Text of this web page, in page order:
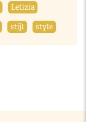
Letizia
stijl style